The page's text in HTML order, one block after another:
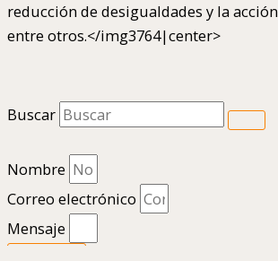
reducción de desigualdades y la
entre otros.</img3764|center>
Buscar
Nombre
Correo electrónico
Mensaje